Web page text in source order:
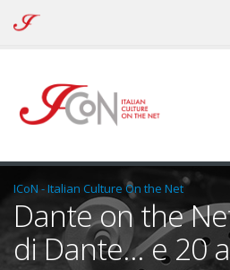
ICoN
On
the
Net
ICoN - Italian Culture On the Net
Dante on the
di Dante… e 20